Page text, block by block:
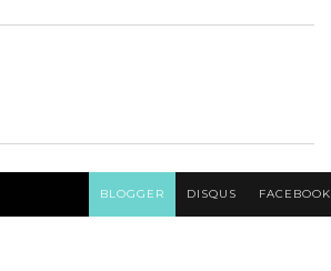
BLOGGER DISQUS FACEBOOK